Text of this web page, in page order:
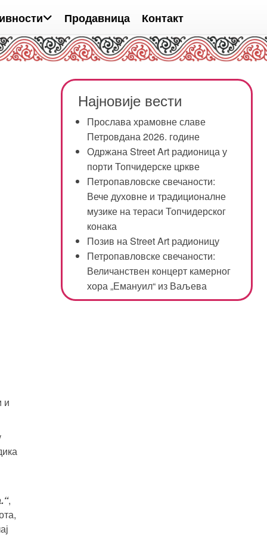
Продавница Контакт
и
,
Најновије вести
Прослава храмовне славе
Петровдана 2026. године
Одржана Street Art радионица у
порти Топчидерске цркве
Петропавловске свечаности:
Вече духовне и традиционалне
музике на тераси Топчидерског
конака
Позив на Street Art радионицу
Петропавловске свечаности:
Величанствен концерт камерног
хора „Емануил“ из Ваљева